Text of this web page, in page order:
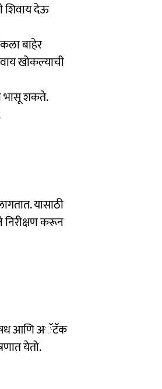
शिवाय देऊ
बाहेर
खोकल्याची
भासू शकते.
यासाठी
निरीक्षण करून
औषध आणि अॅटॅक
येतो.